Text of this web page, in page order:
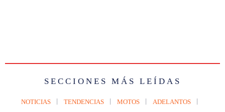
SECCIONES MÁS LEÍDAS
NOTICIAS TENDENCIAS MOTOS ADELANTOS